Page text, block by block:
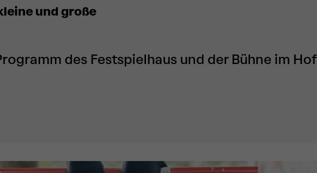
und große
des Festspielhaus und der Bühne im Hof